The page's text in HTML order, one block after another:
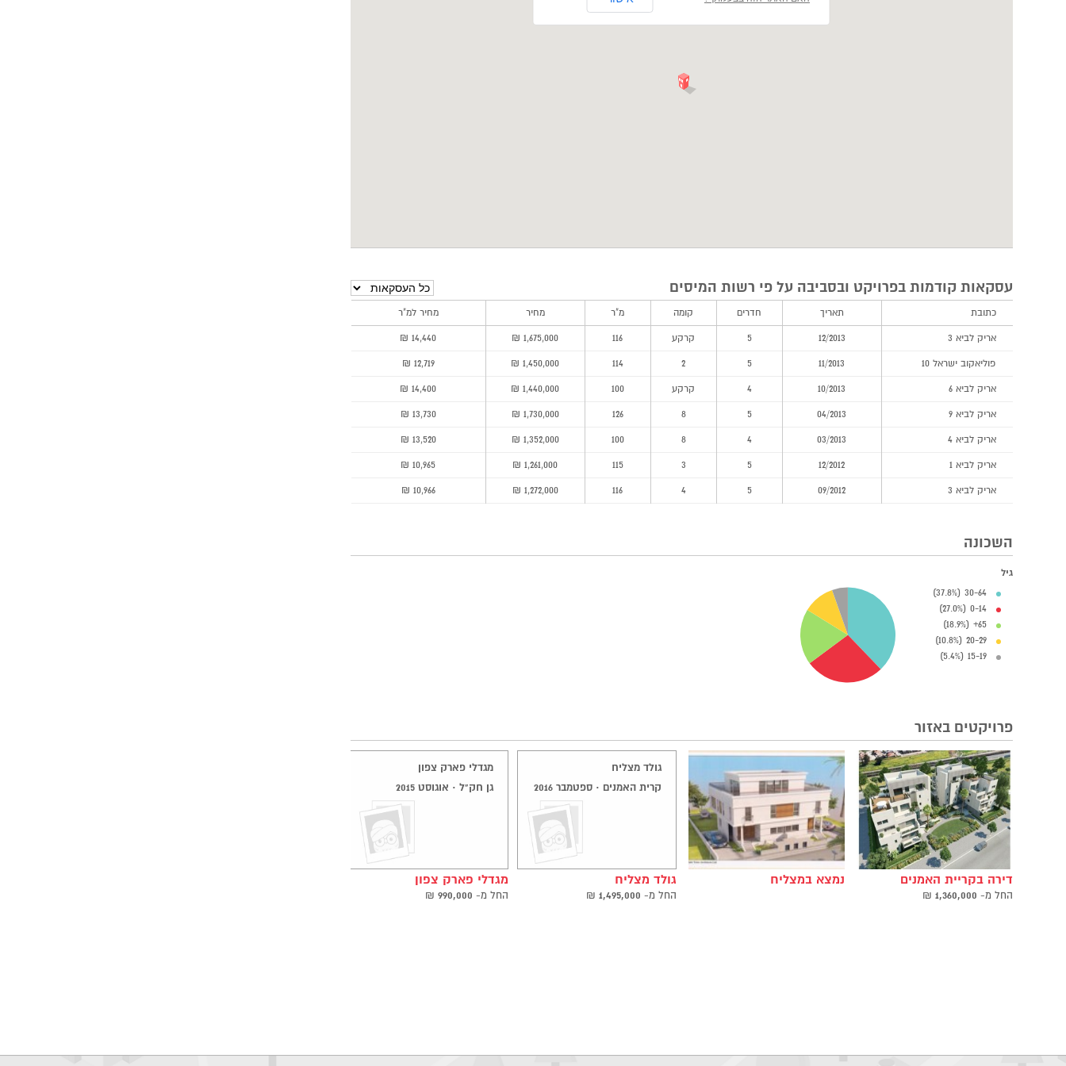
עסקאות קודמות בפרויקט ובסביבה על פי רשות המיסים
כתובת תאריך חדרים קומה מ"ר מחיר מחיר למ"ר
אריק לביא 3 12/2013
5 קרקע 116
1,675,000 ₪
14,440 ₪
פוליאקוב ישראל 10 11/2013
5
2
114
1,450,000 ₪
12,719 ₪
אריק לביא 6 10/2013
4 קרקע 100
1,440,000 ₪
14,400 ₪
אריק לביא 9 04/2013
5
8
126
1,730,000 ₪
13,730 ₪
אריק לביא 4 03/2013
4
8
100
1,352,000 ₪
13,520 ₪
אריק לביא 1 12/2012
5
3
115
1,261,000 ₪
10,965 ₪
אריק לביא 3 09/2012
5
4
116
1,272,000 ₪
10,966 ₪
השכונה
גיל
30-64 (37.8%)
0-14 (27.0%)
65+ (18.9%)
20-29 (10.8%)
15-19 (5.4%)
פרויקטים באזור
דירה בקריית האמנים
החל ‫מ- 1,360,000
₪
נמצא במצליח
גולד מצליח
קרית האמנים · ספטמבר 2016
גולד מצליח
החל ‫מ- 1,495,000
₪
מגדלי פארק צפון
גן חק"ל · אוגוסט 2015
מגדלי פארק צפון
החל ‫מ- 990,000
₪